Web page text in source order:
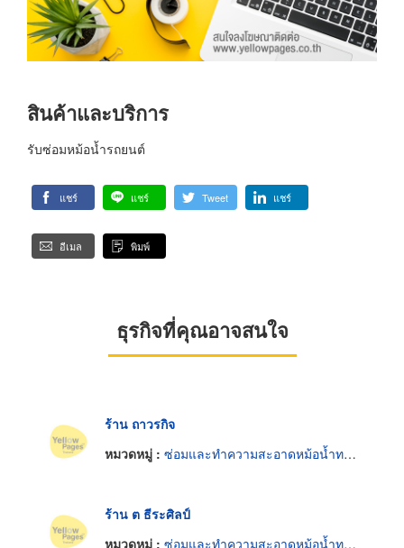
สินค้าและบริการ
รับซ่อมหม้อน้ำรถยนต์
แชร์ แชร์ Tweet แชร์
อีเมล พิมพ์
ธุรกิจที่คุณอาจสนใจ
ร้าน ถาวรกิจ
หมวดหมู่ : ซ่อมและทำความสะอาดหม้อน้ำทางอุตสาหกรรม
ร้าน ต ธีระศิลป์
หมวดหมู่ : ซ่อมและทำความสะอาดหม้อน้ำทางอุตสาหกรรม